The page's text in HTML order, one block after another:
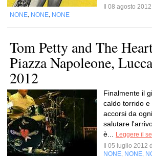
Il 08 agosto
NONE NONE NONE
Tom Petty and The
Piazza Napoleone,
2012
Finalmente il
caldo torrido
accorsi da
salutare
è...
Leggere il
Il 05 luglio 2012
NONE NONE